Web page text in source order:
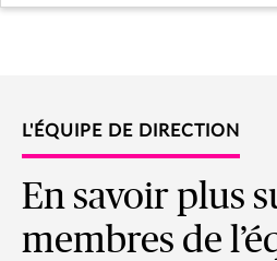
L'ÉQUIPE DE DIRECTION
En savoir plus
membres de